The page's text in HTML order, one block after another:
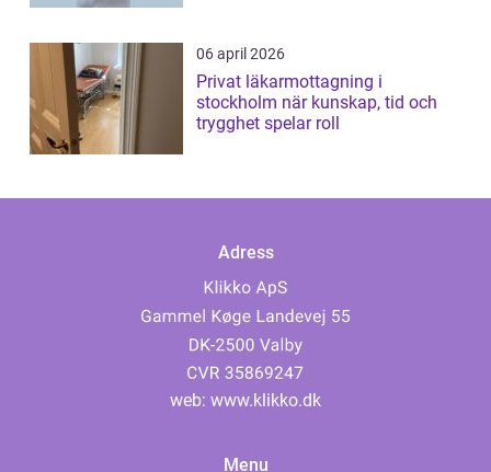
06 april 2026
Privat läkarmottagning i
stockholm när kunskap, tid och
trygghet spelar roll
Adress
web: www.klikko.dk
Menu